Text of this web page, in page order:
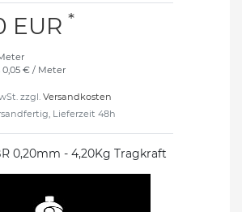
EUR *
0,05 € / Meter
zzgl. Versandkosten
Lieferzeit 48h
0,20mm - 4,20Kg Tragkraft